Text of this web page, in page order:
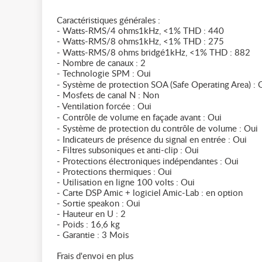
Caractéristiques générales :
- Watts-RMS/4 ohms1kHz, <1% THD : 440
- Watts-RMS/8 ohms1kHz, <1% THD : 275
- Watts-RMS/8 ohms bridgé1kHz, <1% THD : 882
- Nombre de canaux : 2
- Technologie SPM : Oui
- Système de protection SOA (Safe Operating Area) :
- Mosfets de canal N : Non
- Ventilation forcée : Oui
- Contrôle de volume en façade avant : Oui
- Système de protection du contrôle de volume : Oui
- Indicateurs de présence du signal en entrée : Oui
- Filtres subsoniques et anti-clip : Oui
- Protections électroniques indépendantes : Oui
- Protections thermiques : Oui
- Utilisation en ligne 100 volts : Oui
- Carte DSP Amic + logiciel Amic-Lab : en option
- Sortie speakon : Oui
- Hauteur en U : 2
- Poids : 16,6 kg
- Garantie : 3 Mois
Frais d'envoi en plus